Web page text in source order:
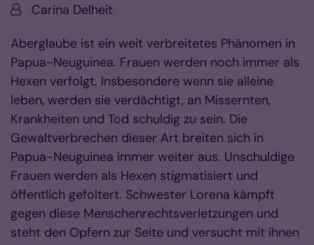
Von:Carina Delheit
Aberglaube ist ein weit verbreitetes Phänomen in
Papua-Neuguinea. Frauen werden noch immer als
Hexen verfolgt. Insbesondere wenn sie alleine
leben, werden sie verdächtigt, an Missernten,
Krankheiten und Tod schuldig zu sein. Die
Gewaltverbrechen dieser Art breiten sich in
Papua-Neuguinea immer weiter aus. Unschuldige
Frauen werden als Hexen stigmatisiert und
öffentlich gefoltert. Schwester Lorena kämpft
gegen diese Menschenrechtsverletzungen und
steht den Opfern zur Seite und versucht mit ihnen